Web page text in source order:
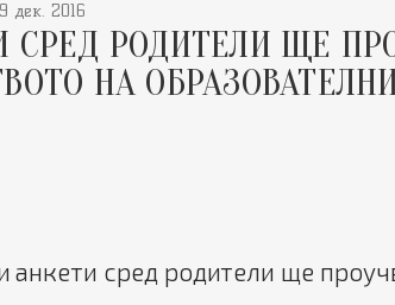
дек. 2016
СРЕД РОДИТЕЛИ ЩЕ
НА
анкети сред родители ще